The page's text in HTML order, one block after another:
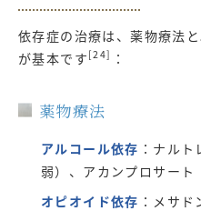
依存症の治療は、薬物療法
が基本です [24] ：
薬物療法
アルコール依存 ：ナル
弱）、アカンプロサート
オピオイド依存 ：メサ